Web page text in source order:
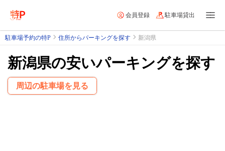
会員登録 駐車場貸出
駐車場予約の特P 住所からパーキングを探す 新潟県
新潟県の安いパーキングを探す
周辺の駐車場を見る